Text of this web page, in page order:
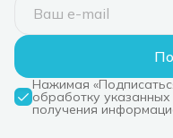
Нажимая
обработку
получения